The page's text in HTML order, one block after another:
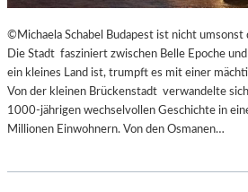
U
©Michaela Schabel Budapest ist nicht umsonst
Die Stadt fasziniert zwischen Belle Epoche
ein kleines Land ist, trumpft es mit einer
Von der kleinen Brückenstadt verwandelte
1000-jährigen wechselvollen Geschichte in
Millionen Einwohnern. Von den Osmanen…